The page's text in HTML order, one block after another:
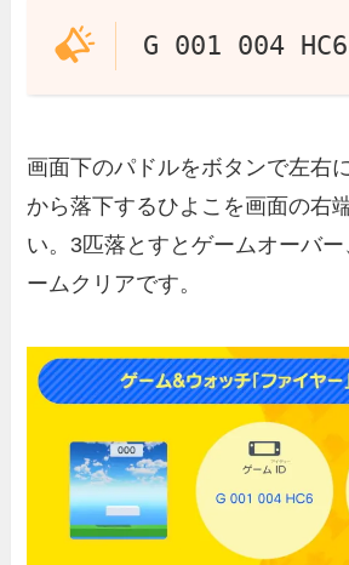
G 001 004 HC6
画面下のパドルをボタンで左右
から落下するひよこを画面の右
い。3匹落とすとゲームオーバ
ームクリアです。